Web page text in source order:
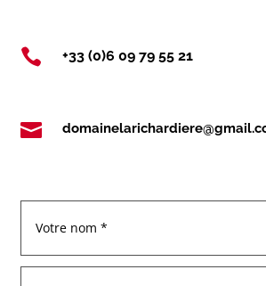
 +33 (0)6 09 79 55 21
